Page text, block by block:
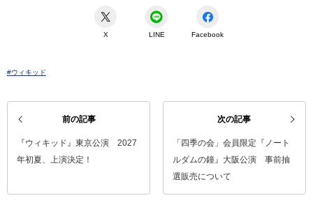
X LINE Facebook
#ウィキッド
前の記事
『ウィキッド』東京公演 2027
年初夏、上演決定！
次の記事
「四季の会」会員限定『ノート
ルダムの鐘』大阪公演 事前抽
選販売について